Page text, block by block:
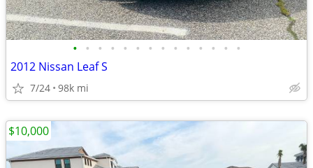
• • • • • • • • • • • • • •
2012 Nissan Leaf S
7/24 98k mi
$10,000